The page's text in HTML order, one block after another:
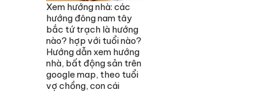
Xem hướng nhà: các
hướng đông nam tây
bắc tứ trạch là hướng
nào? hợp với tuổi nào?
Hướng dẫn xem hướng
nhà, bất động sản trên
google map, theo tuổi
vợ chồng, con cái